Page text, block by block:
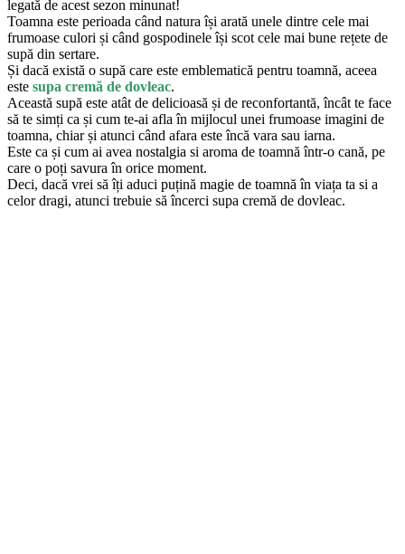
legată de acest sezon minunat!
Toamna este perioada când natura își arată unele dintre cele mai
frumoase culori și când gospodinele își scot cele mai bune rețete de
supă din sertare.
Și dacă există o supă care este emblematică pentru toamnă, aceea
este supa cremă de dovleac.
Această supă este atât de delicioasă și de reconfortantă, încât te face
să te simți ca și cum te-ai afla în mijlocul unei frumoase imagini de
toamna, chiar și atunci când afara este încă vara sau iarna.
Este ca și cum ai avea nostalgia si aroma de toamnă într-o cană, pe
care o poți savura în orice moment.
Deci, dacă vrei să îți aduci puțină magie de toamnă în viața ta si a
celor dragi, atunci trebuie să încerci supa cremă de dovleac.